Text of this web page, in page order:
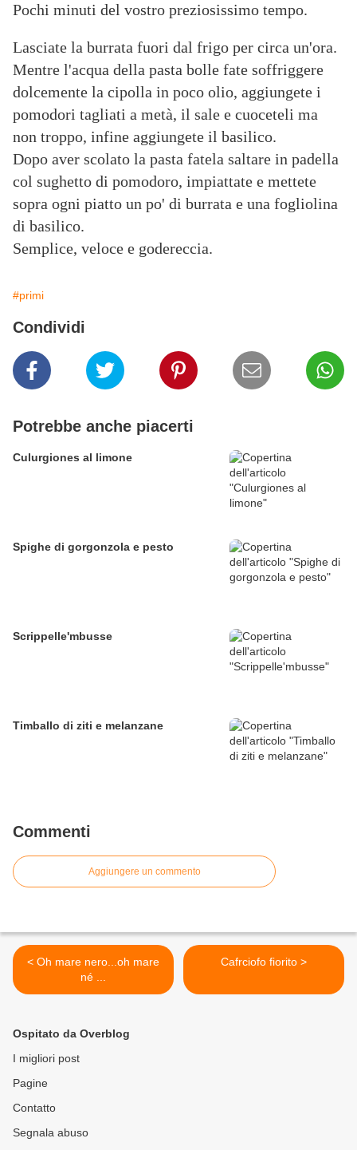
Pochi minuti del vostro preziosissimo tempo.
Lasciate la burrata fuori dal frigo per circa un'ora.
Mentre l'acqua della pasta bolle fate soffriggere
dolcemente la cipolla in poco olio, aggiungete i
pomodori tagliati a metà, il sale e cuoceteli ma
non troppo, infine aggiungete il basilico.
Dopo aver scolato la pasta fatela saltare in padella
col sughetto di pomodoro, impiattate e mettete
sopra ogni piatto un po' di burrata e una fogliolina
di basilico.
Semplice, veloce e godereccia.
#primi
Condividi
Potrebbe anche piacerti
Culurgiones al limone
Spighe di gorgonzola e pesto
Scrippelle'mbusse
Timballo di ziti e melanzane
Commenti
Aggiungere un commento
< Oh mare nero...oh mare
né ...
Cafrciofo fiorito >
Ospitato da Overblog
I migliori post
Pagine
Contatto
Segnala abuso